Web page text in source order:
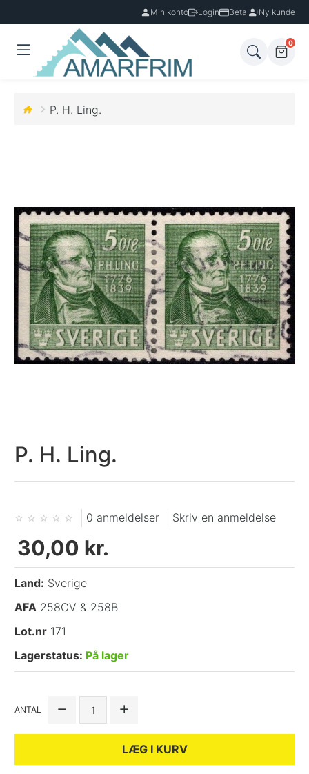
Min konto Login Betal Ny kunde
0
P. H. Ling.
P. H. Ling.
0 anmeldelser Skriv en anmeldelse
30,00 kr.
Land: Sverige
AFA 258CV & 258B
Lot.nr 171
Lagerstatus: På lager
ANTAL
LÆG I KURV